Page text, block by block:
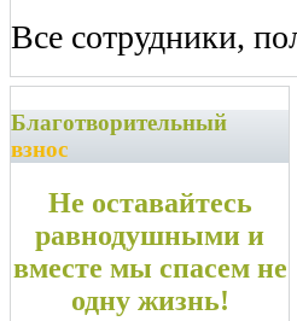
Все сотрудники,
Благотворительный
взнос
Не оставайтесь
равнодушными и
вместе мы спасем не
одну жизнь!